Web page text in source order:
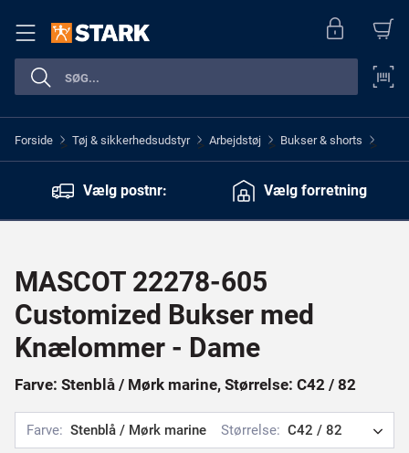
Forside > Tøj & sikkerhedsudstyr > Arbejdstøj > Bukser & shorts >
Vælg postnr: Vælg forretning
MASCOT 22278-605
Customized Bukser med
Knælommer - Dame
Farve: Stenblå / Mørk marine, Størrelse: C42 / 82
Farve: Stenblå / Mørk marine Størrelse: C42 / 82